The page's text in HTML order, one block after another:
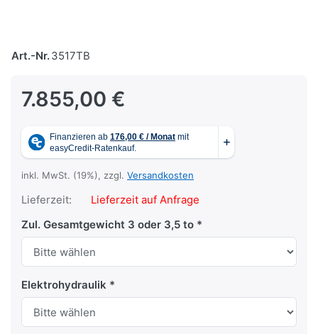
Art.-Nr.3517TB
7.855,00 €
inkl. MwSt. (19%), zzgl. Versandkosten
Lieferzeit:
Lieferzeit auf Anfrage
Zul. Gesamtgewicht 3 oder 3,5 to
Elektrohydraulik